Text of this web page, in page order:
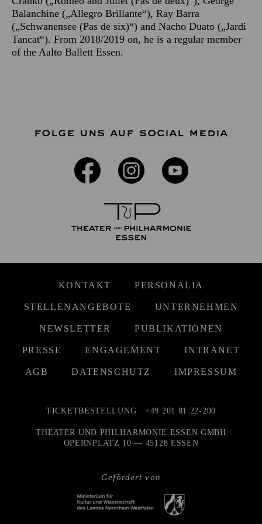
Balanchine („Allegro Brillante“), Ray Barra
(„Schwanensee (Pas de six)“) and Nacho Duato („Jardi
Tancat“). From 2018/2019 on, he is a regular member
of the Aalto Ballett Essen.
FOLGE UNS AUF SOCIAL MEDIA
KONTAKT PERSONALIA
STELLENANGEBOTE UNTERNEHMEN
NEWSLETTER PUBLIKATIONEN
PRESSE ENGAGEMENT INTRANET
AGB DATENSCHUTZ IMPRESSUM
Gefördert von
TICKETBESTELLUNG +49 201 81 22-200
THEATER UND PHILHARMONIE ESSEN GMBH
OPERNPLATZ 10 — 45128 ESSEN